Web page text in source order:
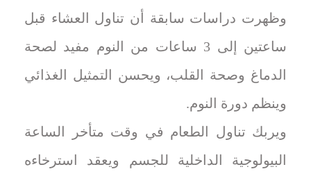
وظهرت دراسات سابقة أن تناول العشاء قبل
ساعتين إلى 3 ساعات من النوم مفيد لصحة
الدماغ وصحة القلب، ويحسن التمثيل الغذائي
وينظم دورة النوم.
ويربك تناول الطعام في وقت متأخر الساعة
البيولوجية الداخلية للجسم ويعقد استرخاءه